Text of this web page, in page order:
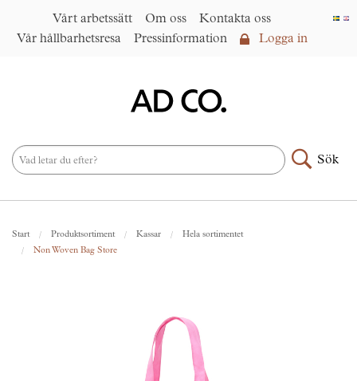
Vårt arbetssätt Om oss
Kontakta oss
Vår hållbarhetsresa
Pressinformation Logga in
Sök
Start Produktsortiment Kassar
Hela sortimentet
Non Woven Bag Store
Om oss
Under samma paraply
Vår hållbarhetsresa
Skräddarsy kassar